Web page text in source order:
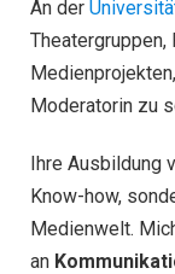
An der
Moderatorin zu
Ihre Ausbildung
Know-how,
Medienwelt.
an